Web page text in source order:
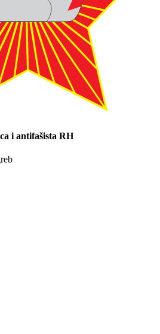
i antifašista RH